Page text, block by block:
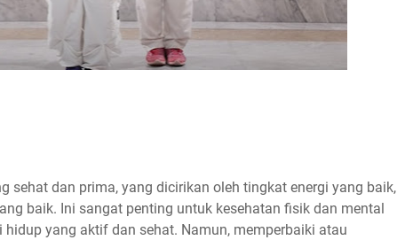
sehat dan prima, yang dicirikan oleh tingkat energi yang baik,
baik. Ini sangat penting untuk kesehatan fisik dan mental
yang aktif dan sehat. Namun, memperbaiki atau